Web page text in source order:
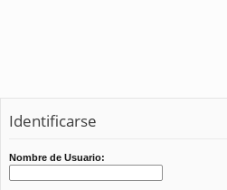
Identificarse
Nombre de Usuario: